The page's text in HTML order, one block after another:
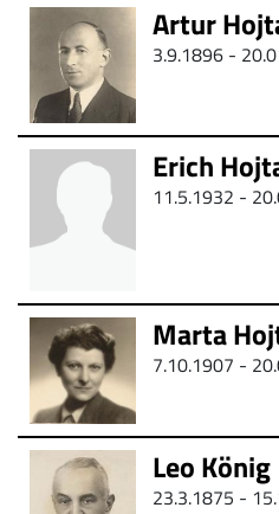
Artur
3.9.1896 -
Erich
11.5.1932 -
Marta
7.10.1907 -
Leo König
23.3.1875 -